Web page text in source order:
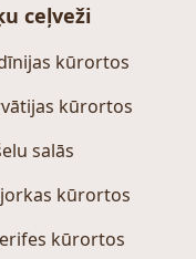
ceļveži
kūrortos
kūrortos
salās
kūrortos
kūrortos